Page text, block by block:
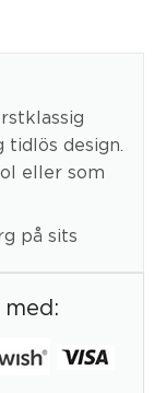
tidlös design.
eller som
på sits